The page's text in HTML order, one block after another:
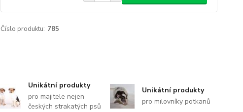
Číslo produktu: 785
Unikátní produkty
pro majitele nejen
českých strakatých psů
Unikátní produkty
pro milovníky potkanů